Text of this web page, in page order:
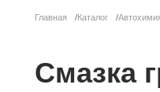
Главная Каталог
Смазка